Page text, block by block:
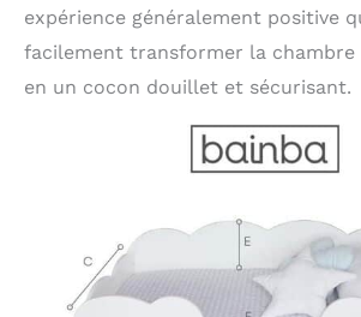
expérience généralement positive
facilement transformer la
en un cocon douillet et sécurisant.